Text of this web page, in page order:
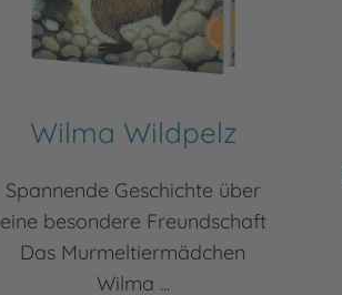
Wilma Wildpelz
Spannende Geschichte über
eine besondere Freundschaft
Das Murmeltiermädchen
Wilma ...